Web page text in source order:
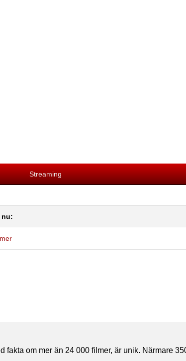
Streaming
nu:
fakta om mer än 24 000 filmer, är unik. Närmare